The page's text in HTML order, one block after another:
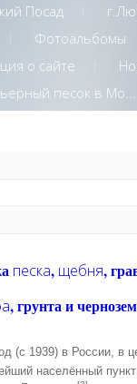
Посад
Фотоальбомы
о сайте
песок в Мо...
песка, щебня,
, грунта и
(с 1939) в России, в
населённый пункт